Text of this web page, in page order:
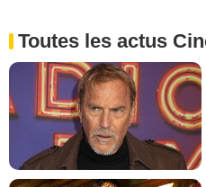
Toutes les actus